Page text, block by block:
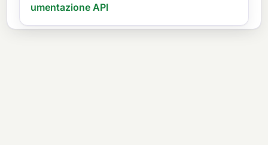
umentazione API